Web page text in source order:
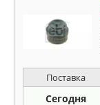
Поставка
Сегодня